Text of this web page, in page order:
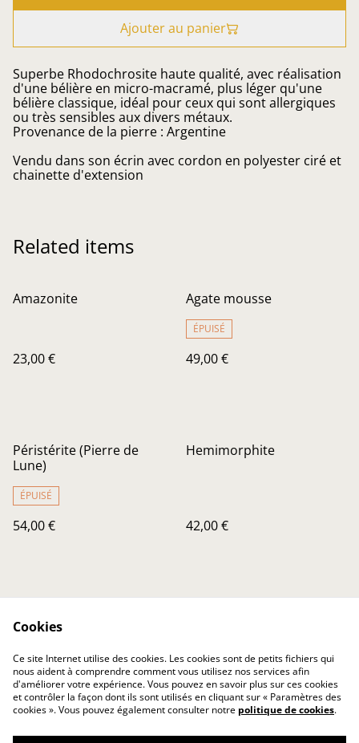
Ajouter au panier
Superbe Rhodochrosite haute qualité, avec réalisation
d'une bélière en micro-macramé, plus léger qu'une
bélière classique, idéal pour ceux qui sont allergiques
ou très sensibles aux divers métaux.
Provenance de la pierre : Argentine
Vendu dans son écrin avec cordon en polyester ciré et
chainette d'extension
Related items
Amazonite
23,00 €
Agate mousse
ÉPUISÉ
49,00 €
Péristérite (Pierre de
Lune)
ÉPUISÉ
54,00 €
Hemimorphite
42,00 €
Nous contacter
Conditions Générales
Confidentialité
Cookies
Soins de vos trésors
Cookies
Ce site Internet utilise des cookies. Les cookies sont de petits fichiers qui
nous aident à comprendre comment vous utilisez nos services afin
d'améliorer votre expérience. Vous pouvez en savoir plus sur ces cookies
et contrôler la façon dont ils sont utilisés en cliquant sur « Paramètres des
cookies ». Vous pouvez également consulter notre politique de cookies.